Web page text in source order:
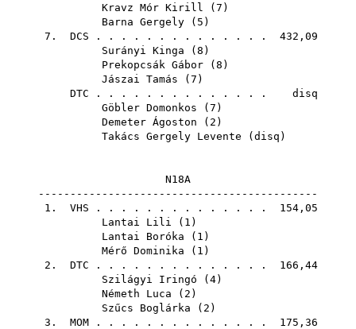
Kravz Mór Kirill ( 7 )
Barna Gergely ( 5 )
7. DCS . . . . . . . . . . . . . . 432,09
Surányi Kinga ( 8 )
Prekopcsák Gábor ( 8 )
Jászai Tamás ( 7 )
DTC . . . . . . . . . . . . . . disq
Göbler Domonkos ( 7 )
Demeter Ágoston ( 2 )
Takács Gergely Levente ( disq )
N18A
--------------------------------------------
1. VHS . . . . . . . . . . . . . . 154,05
Lantai Lili ( 1 )
Lantai Boróka ( 1 )
Mérő Dominika ( 1 )
2. DTC . . . . . . . . . . . . . . 166,44
Szilágyi Iringó ( 4)
Németh Luca ( 2 )
Szűcs Boglárka ( 2 )
3. MOM . . . . . . . . . . . . . . 175,36